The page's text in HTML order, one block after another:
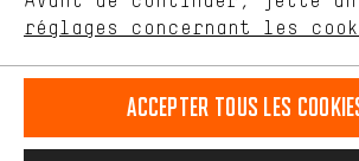
français english
EN Deutsch
RÉSILIER LE CONTRAT Communauté
Programme d'affiliation Mentions Légales
réglages concernant les
Plus de confort
est plus confortable. Avec les cookies
Nous pouvons ainsi mettre à ta
informations utiles. De plus, tu as la
Accepter tous les